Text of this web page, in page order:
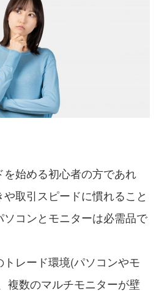
始める初心者の方であれ
取引スピードに慣れること
コンとモニターは必需品で
レード環境(パソコンやモ
複数のマルチモニターが壁